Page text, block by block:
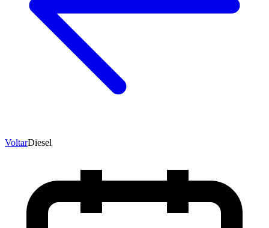
VoltarDiesel